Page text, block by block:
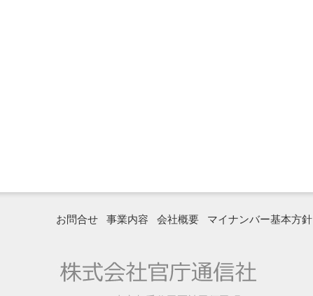
お問合せ 事業内容 会社概要 マイナンバー基本方針